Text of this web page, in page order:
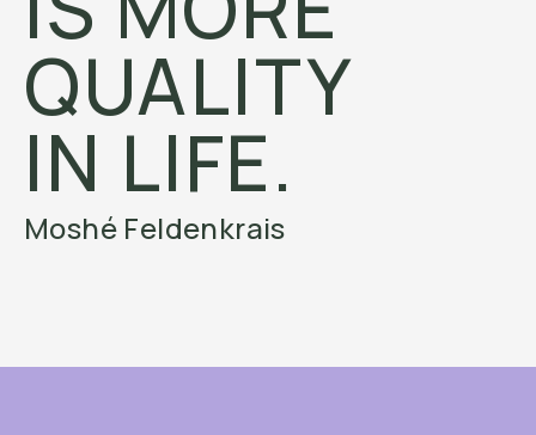
QUALITY
IN LIFE.
Moshé Feldenkrais